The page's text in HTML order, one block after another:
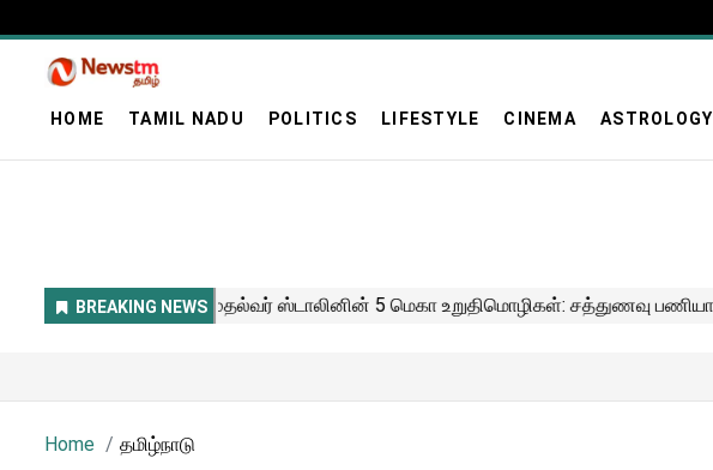
HOME TAMIL NADU POLITICS LIFESTYLE CINEMA ASTROLOGY
Home தமிழ்நாடு